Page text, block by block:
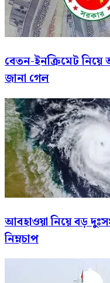
বেতন-ইনক্রিমেট নিয়ে
জানা গেল
আবহাওয়া নিয়ে বড়
নিম্নচাপ